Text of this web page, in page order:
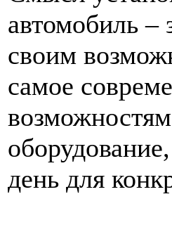
автомобиль –
своим
самое
день для